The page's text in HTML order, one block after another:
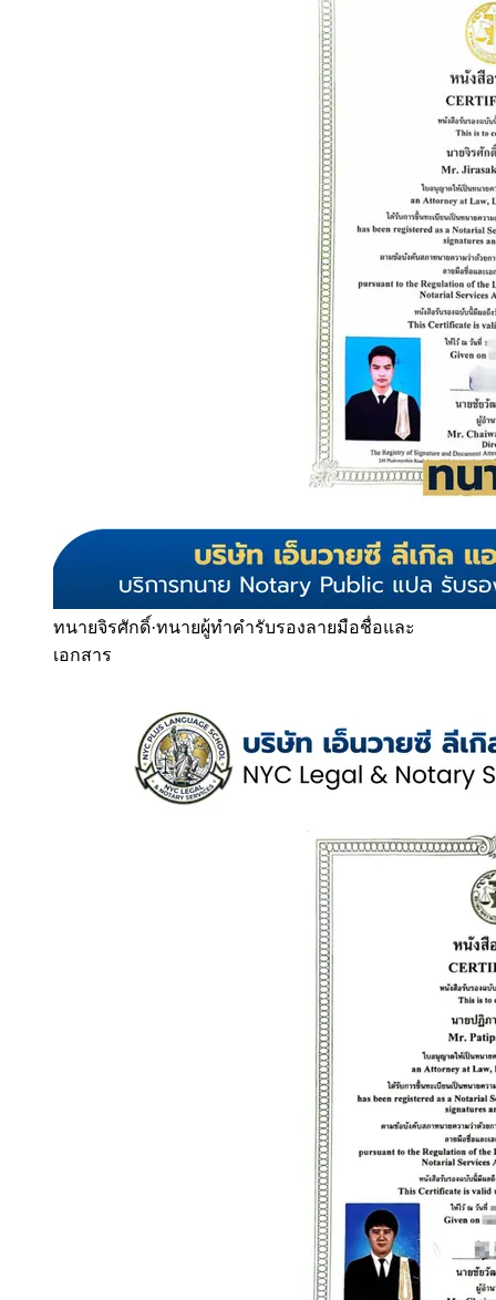
ทนายจิรศักดิ์·ทนายผู้ทำคำรับรองลายมือชื่อและ
เอกสาร